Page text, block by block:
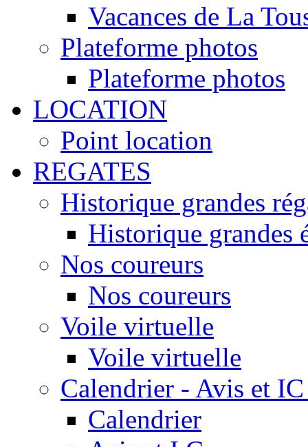
Vacances de La
Plateforme photos
Plateforme photos
LOCATION
Point location
REGATES
Historique grandes
Historique grandes
Nos coureurs
Nos coureurs
Voile virtuelle
Voile virtuelle
Calendrier - Avis et
Calendrier